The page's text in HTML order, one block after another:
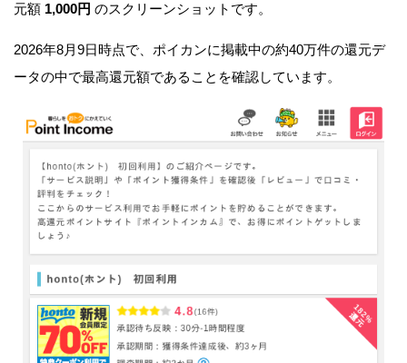
元額 1,000円 のスクリーンショットです。
2026年8月9日時点で、ポイカンに掲載中の約40万件の還元デ
ータの中で最高還元額であることを確認しています。